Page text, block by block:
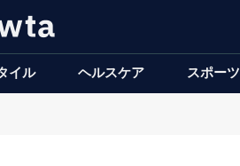
イル ヘルスケア スポーツ